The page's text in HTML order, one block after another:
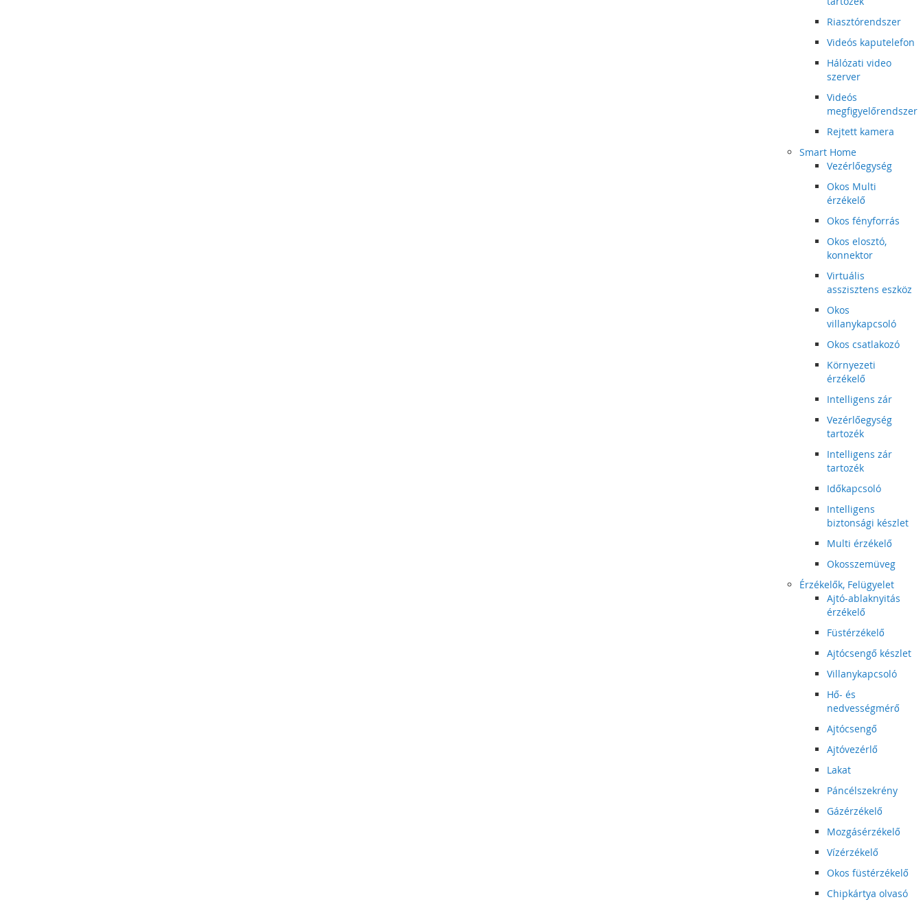
Riasztórendszer
Videós kaputelefon
Hálózati video
szerver
Videós
megfigyelőrendszer
Rejtett kamera
Smart Home
Vezérlőegység
Okos Multi
érzékelő
Okos fényforrás
Okos elosztó,
konnektor
Virtuális
asszisztens eszköz
Okos
villanykapcsoló
Okos csatlakozó
Környezeti
érzékelő
Intelligens zár
Vezérlőegység
tartozék
Intelligens zár
tartozék
Időkapcsoló
Intelligens
biztonsági készlet
Multi érzékelő
Okosszemüveg
Érzékelők, Felügyelet
Ajtó-ablaknyitás
érzékelő
Füstérzékelő
Ajtócsengő készlet
Villanykapcsoló
Hő- és
nedvességmérő
Ajtócsengő
Ajtóvezérlő
Lakat
Páncélszekrény
Gázérzékelő
Mozgásérzékelő
Vízérzékelő
Okos füstérzékelő
Chipkártya olvasó